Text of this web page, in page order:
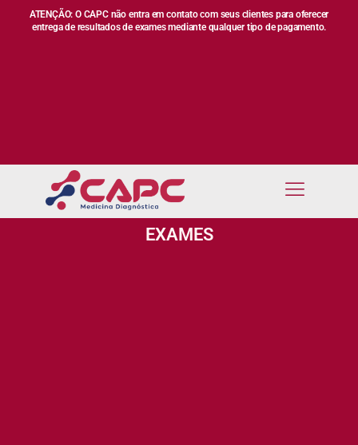
ATENÇÃO: O CAPC não entra em contato com seus clientes para oferecer
entrega de resultados de exames mediante qualquer tipo de pagamento.
EXAMES